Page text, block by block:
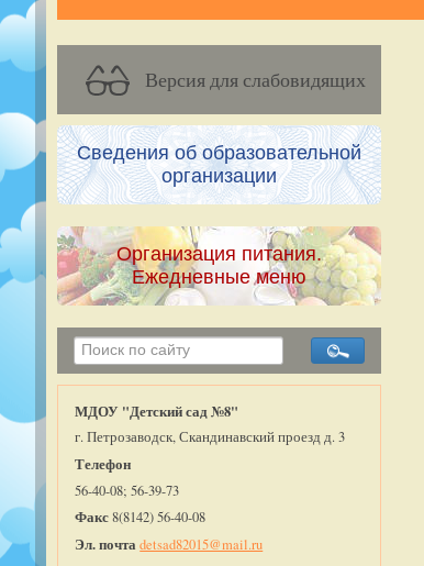
Версия для слабовидящих
Сведения об образовательной
организации
Организация питания.
Ежедневные меню
МДОУ "Детский сад №8"
г. Петрозаводск, Скандинавский проезд д. 3
Телефон
56-40-08; 56-39-73
Факс8(8142) 56-40-08
Эл. почта detsad82015@mail.ru